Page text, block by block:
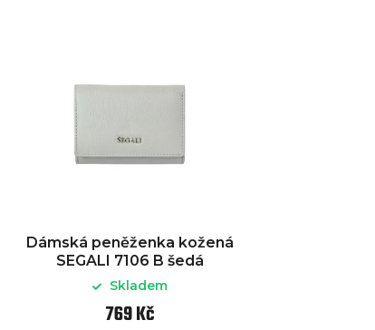
Dámská peněženka kožená
SEGALI 7106 B šedá
Skladem
769 Kč